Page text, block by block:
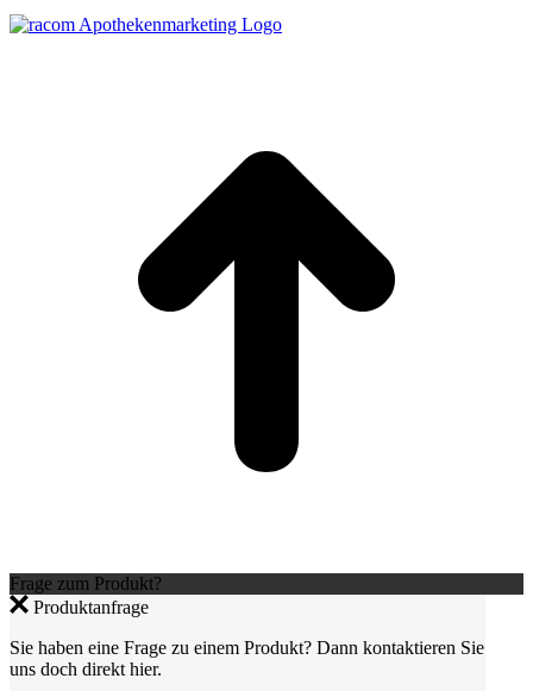
Frage zum Produkt?
Produktanfrage
Sie haben eine Frage zu einem Produkt? Dann kontaktieren Sie
uns doch direkt hier.